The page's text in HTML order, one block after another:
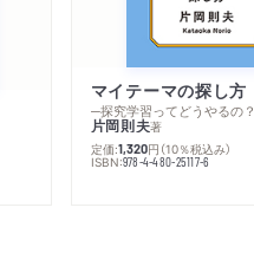
マイテーマの探し方
─探究学習ってどうやるの？
片岡則夫著
定価:1,320円 （10％税込み）
ISBN:978-4-480-25117-6